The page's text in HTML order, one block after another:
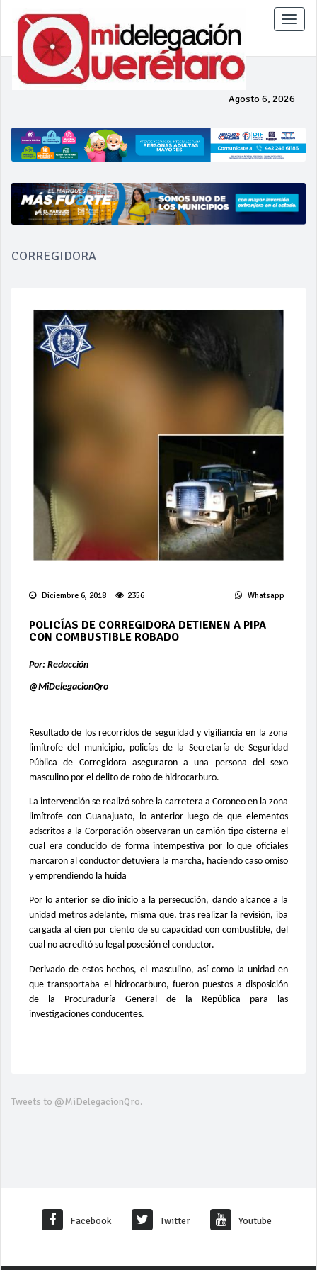
Toggle
Agosto 6, 2026
CORREGIDORA
Diciembre 6, 2018 2356 Whatsapp
POLICÍAS DE CORREGIDORA DETIENEN A PIPA
CON COMBUSTIBLE ROBADO
Por: Redacción
@MiDelegacionQro
Resultado de los recorridos de seguridad y vigiliancia en la zona
limítrofe del municipio, policías de la Secretaría de Seguridad
Pública de Corregidora aseguraron a una persona del sexo
masculino por el delito de robo de hidrocarburo.
La intervención se realizó sobre la carretera a Coroneo en la zona
limítrofe con Guanajuato, lo anterior luego de que elementos
adscritos a la Corporación observaran un camión tipo cisterna el
cual era conducido de forma intempestiva por lo que oficiales
marcaron al conductor detuviera la marcha, haciendo caso omiso
y emprendiendo la huída
Por lo anterior se dio inicio a la persecución, dando alcance a la
unidad metros adelante, misma que, tras realizar la revisión, iba
cargada al cien por ciento de su capacidad con combustible, del
cual no acreditó su legal posesión el conductor.
Derivado de estos hechos, el masculino, así como la unidad en
que transportaba el hidrocarburo, fueron puestos a disposición
de la Procuraduría General de la República para las
investigaciones conducentes.
Tweets to @MiDelegacionQro.
Facebook Twitter Youtube